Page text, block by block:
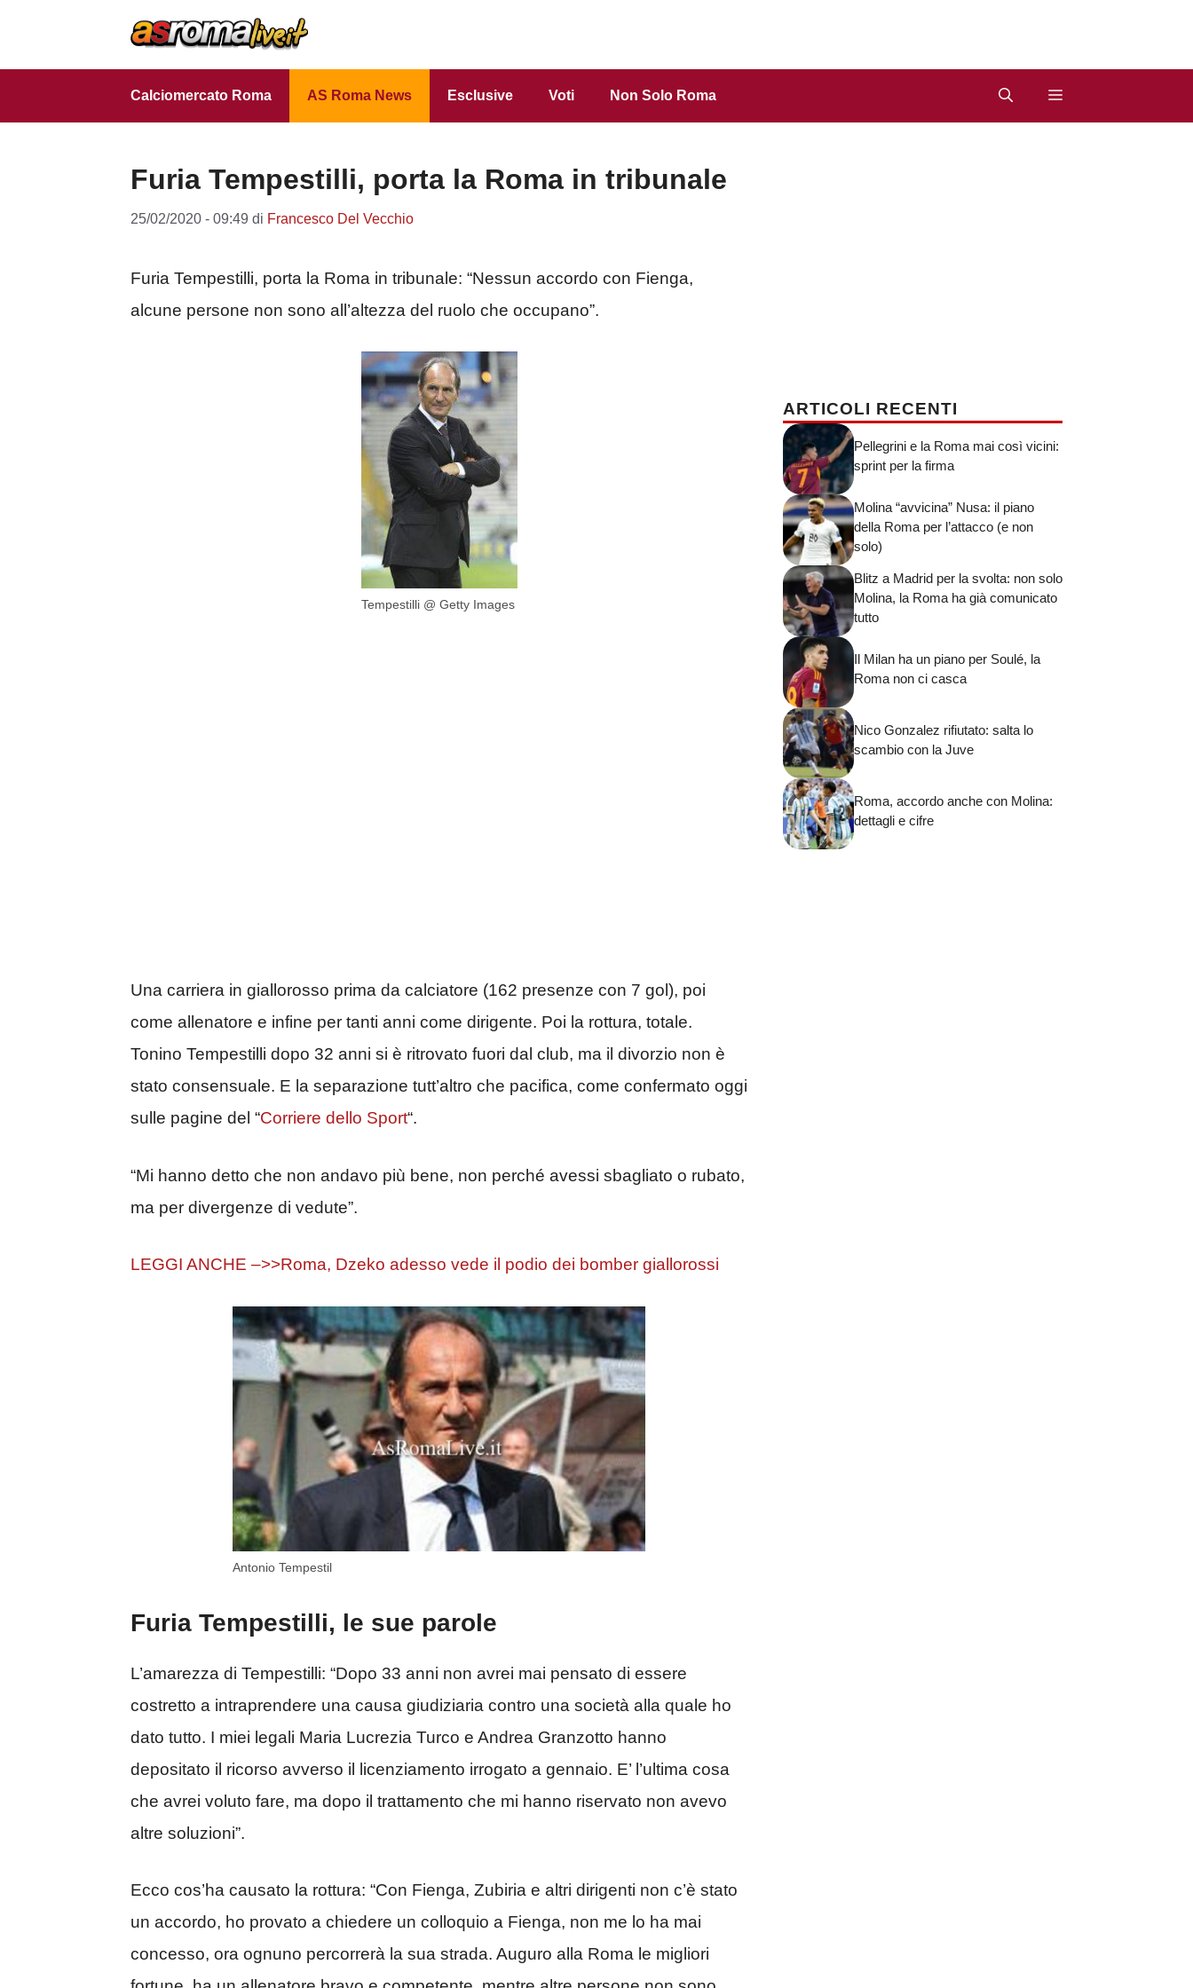
Calciomercato Roma AS Roma News Esclusive Voti Non Solo Roma
Furia Tempestilli, porta la Roma in tribunale
25/02/2020 - 09:49 di Francesco Del Vecchio
Furia Tempestilli, porta la Roma in tribunale: “Nessun accordo con Fienga,
alcune persone non sono all’altezza del ruolo che occupano”.
Tempestilli @ Getty Images
Una carriera in giallorosso prima da calciatore (162 presenze con 7 gol), poi
come allenatore e infine per tanti anni come dirigente. Poi la rottura, totale.
Tonino Tempestilli dopo 32 anni si è ritrovato fuori dal club, ma il divorzio non è
stato consensuale. E la separazione tutt’altro che pacifica, come confermato oggi
sulle pagine del “Corriere dello Sport“.
“Mi hanno detto che non andavo più bene, non perché avessi sbagliato o rubato,
ma per divergenze di vedute”.
LEGGI ANCHE –>>Roma, Dzeko adesso vede il podio dei bomber giallorossi
Antonio Tempestil
Furia Tempestilli, le sue parole
L’amarezza di Tempestilli: “Dopo 33 anni non avrei mai pensato di essere
costretto a intraprendere una causa giudiziaria contro una società alla quale ho
dato tutto. I miei legali Maria Lucrezia Turco e Andrea Granzotto hanno
depositato il ricorso avverso il licenziamento irrogato a gennaio. E’ l’ultima cosa
che avrei voluto fare, ma dopo il trattamento che mi hanno riservato non avevo
altre soluzioni”.
Ecco cos’ha causato la rottura: “Con Fienga, Zubiria e altri dirigenti non c’è stato
un accordo, ho provato a chiedere un colloquio a Fienga, non me lo ha mai
concesso, ora ognuno percorrerà la sua strada. Auguro alla Roma le migliori
ARTICOLI RECENTI
Pellegrini e la Roma mai così vicini:
sprint per la firma
Molina “avvicina” Nusa: il piano
della Roma per l’attacco (e non
solo)
Blitz a Madrid per la svolta: non solo
Molina, la Roma ha già comunicato
tutto
Il Milan ha un piano per Soulé, la
Roma non ci casca
Nico Gonzalez rifiutato: salta lo
scambio con la Juve
Roma, accordo anche con Molina:
dettagli e cifre